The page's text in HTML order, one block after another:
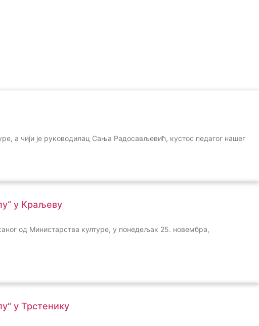
а чији је руководилац Сања Радосављевић, кустос педагог нашег
у Краљеву
од Министарства културе, у понедељак 25. новембра,
у Трстенику